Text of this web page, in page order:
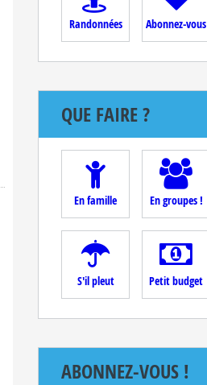
Randonnées Abonnez-vous
QUE FAIRE ?
En famille En groupes !
S'il pleut Petit budget
ABONNEZ-VOUS !